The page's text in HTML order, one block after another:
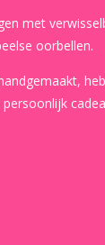
met
oorbellen.